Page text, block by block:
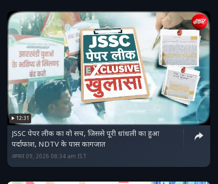
12:31
JSSC पेपर लीक का वो सच, जिससे पूरी धांधली का हुआ
पर्दाफाश, NDTV के पास कागजात
अगस्त 09, 2026 08:34 am IST